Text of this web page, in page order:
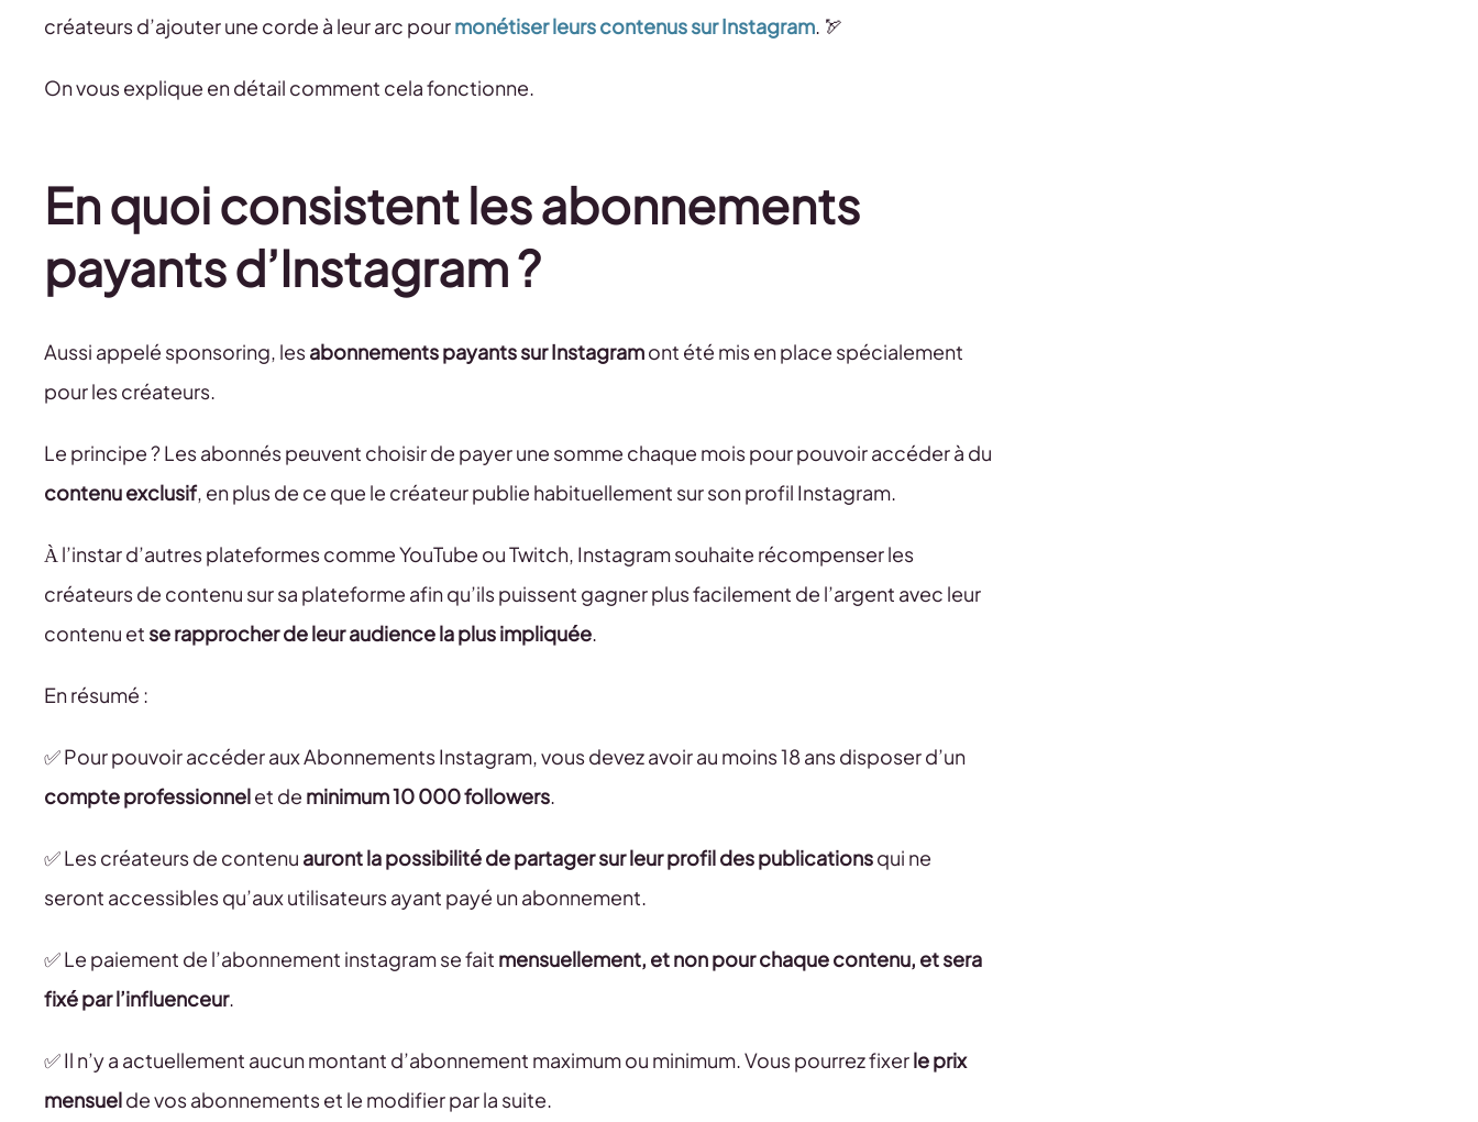
créateurs d’ajouter une corde à leur arc pourmonétiser leurs contenus sur Instagram. 🏹
On vous explique en détail comment cela fonctionne.
En quoi consistent les abonnements
payants d’Instagram ?
Aussi appelé sponsoring, lesabonnements payants sur Instagramont été mis en place spécialement
pour les créateurs.
Le principe ? Les abonnés peuvent choisir de payer une somme chaque mois pour pouvoir accéder à du
contenu exclusif, en plus de ce que le créateur publie habituellement sur son profil Instagram.
À l’instar d’autres plateformes comme YouTube ou Twitch, Instagram souhaite récompenser les
créateurs de contenu sur sa plateforme afin qu’ils puissent gagner plus facilement de l’argent avec leur
contenu et se rapprocher de leur audience la plus impliquée.
En résumé :
✅ Pour pouvoir accéder aux Abonnements Instagram, vous devez avoir au moins 18 ans disposer d’un
compte professionnelet de minimum 10 000 followers.
✅ Les créateurs de contenu auront la possibilité de partager sur leur profil des publicationsqui ne
seront accessibles qu’aux utilisateurs ayant payé un abonnement.
✅ Le paiement de l’abonnement instagram se fait mensuellement, et non pour chaque contenu, et sera
fixé par l’influenceur.
✅ Il n’y a actuellement aucun montant d’abonnement maximum ou minimum. Vous pourrez fixerle prix
mensuelde vos abonnements et le modifier par la suite.